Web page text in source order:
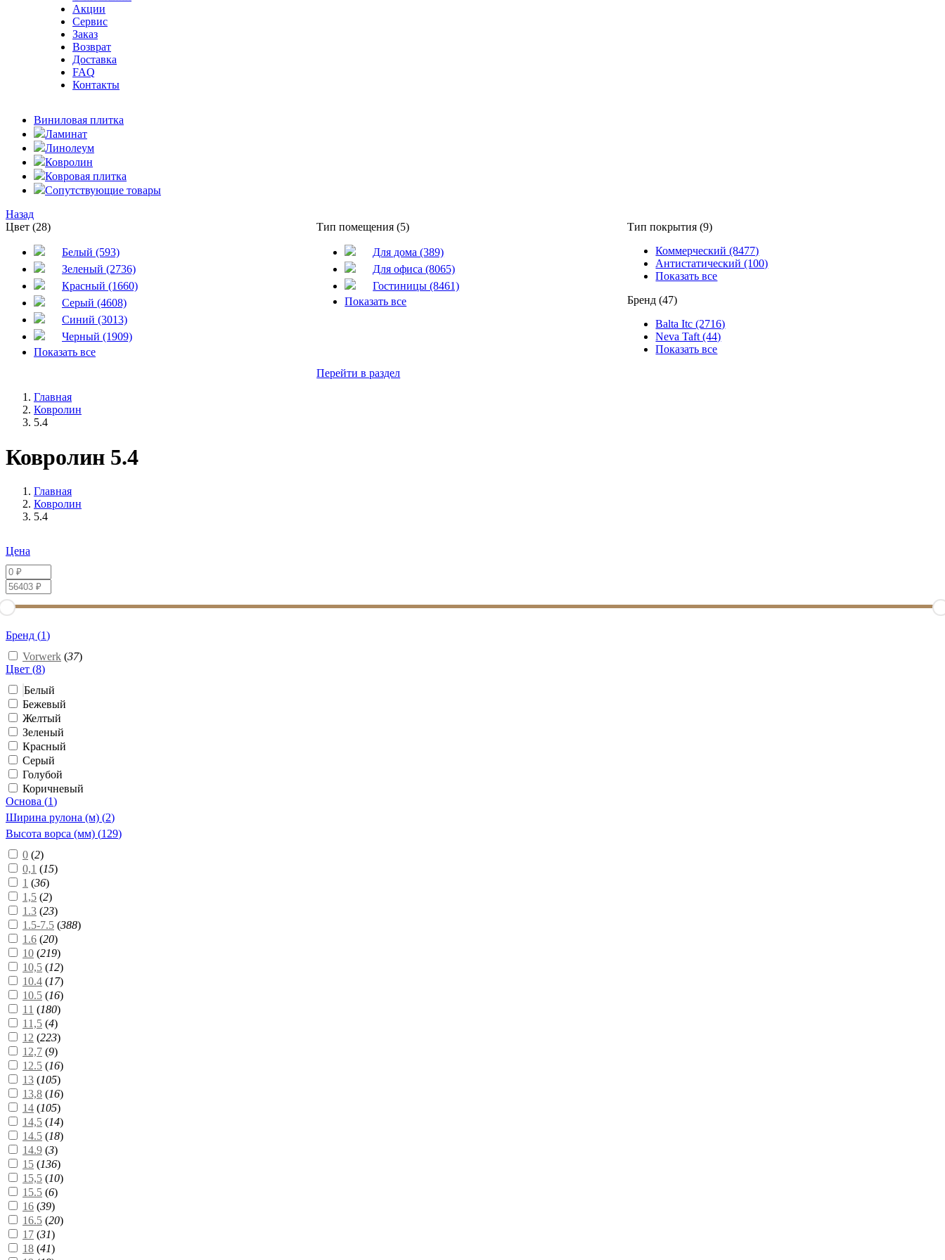
Акции
Сервис
Заказ
Возврат
Доставка
FAQ
Контакты
Виниловая плитка
Ламинат
Линолеум
Ковролин
Ковровая плитка
Сопутствующие товары
Назад
Цвет (28)
Белый (593)
Зеленый (2736)
Красный (1660)
Серый (4608)
Синий (3013)
Черный (1909)
Показать все
Тип помещения (5)
Для дома (389)
Для офиса (8065)
Гостиницы (8461)
Показать все
Тип покрытия (9)
Коммерческий (8477)
Антистатический (100)
Показать все
Бренд (47)
Balta Itc (2716)
Neva Taft (44)
Показать все
Перейти в раздел
Главная
Ковролин
5.4
Ковролин 5.4
Главная
Ковролин
5.4
Цена
Бренд (1)
Vorwerk (37)
Цвет (8)
Белый
Бежевый
Желтый
Зеленый
Красный
Серый
Голубой
Коричневый
Основа (1)
Ширина рулона (м) (2)
Высота ворса (мм) (129)
0 (2)
0,1 (15)
1 (36)
1,5 (2)
1.3 (23)
1.5-7.5 (388)
1.6 (20)
10 (219)
10,5 (12)
10.4 (17)
10.5 (16)
11 (180)
11,5 (4)
12 (223)
12,7 (9)
12.5 (16)
13 (105)
13,8 (16)
14 (105)
14,5 (14)
14.5 (18)
14.9 (3)
15 (136)
15,5 (10)
15.5 (6)
16 (39)
16.5 (20)
17 (31)
18 (41)